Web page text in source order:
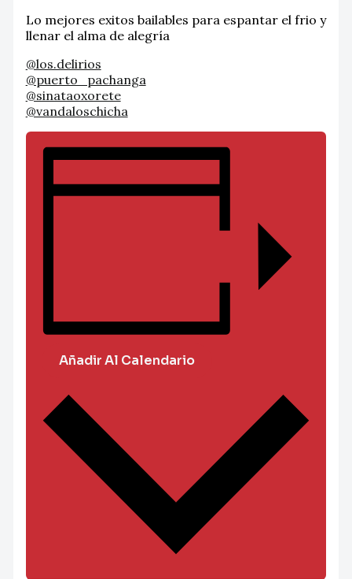
Lo mejores exitos bailables para espantar el frio y
llenar el alma de alegría
@los.delirios
@puerto_pachanga
@sinataoxorete
@vandaloschicha
Añadir Al Calendario